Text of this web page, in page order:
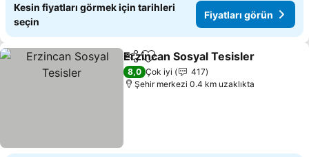
Kesin fiyatları görmek için tarihleri
seçin
Fiyatları görün
PaylaşFavorilerime ekle
Erzincan Sosyal Tesisler
8,0 Çok iyi
417
Şehir merkezi 0.4 km uzaklıkta